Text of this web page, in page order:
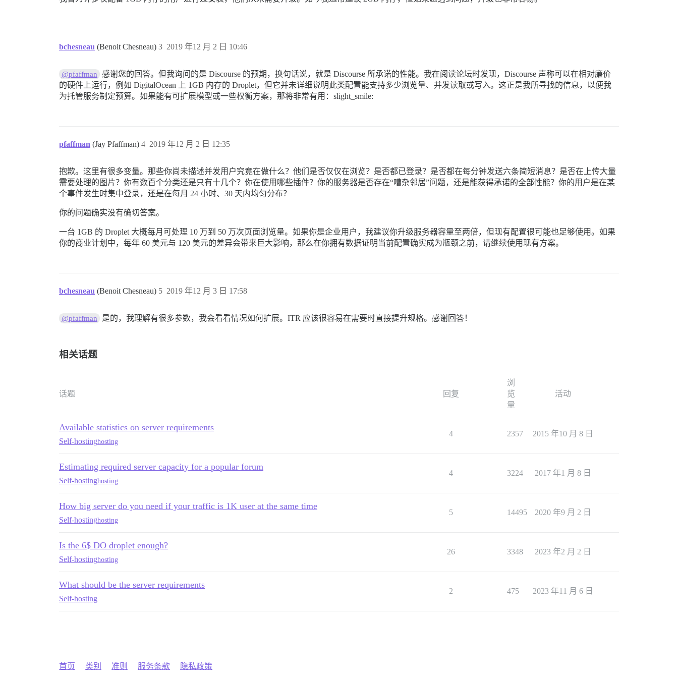
bchesneau (Benoit Chesneau) 2019 年12 月 2 日 10:46
3
@pfaffman
感谢您的回答。但我询问的是 Discourse 的预期，换句话说，就是 Discourse 所承诺的性能。我在阅读论坛时发现，Discourse 声称可以在相对廉价
的硬件上运行，例如 DigitalOcean 上 1GB 内存的 Droplet，但它并未详细说明此类配置能支持多少浏览量、并发读取或写入。这正是我所寻找的信息，以便我
为托管服务制定预算。如果能有可扩展模型或一些权衡方案，那将非常有用：slight_smile:
pfaffman (Jay Pfaffman) 2019 年12 月 2 日 12:35
4
抱歉。这里有很多变量。那些你尚未描述并发用户究竟在做什么？他们是否仅仅在浏览？是否都已登录？是否都在每分钟发送六条简短消息？是否在上传大量
需要处理的图片？你有数百个分类还是只有十几个？你在使用哪些插件？你的服务器是否存在“嘈杂邻居”问题，还是能获得承诺的全部性能？你的用户是在某
个事件发生时集中登录，还是在每月 24 小时、30 天内均匀分布？
你的问题确实没有确切答案。
一台 1GB 的 Droplet 大概每月可处理 10 万到 50 万次页面浏览量。如果你是企业用户，我建议你升级服务器容量至两倍，但现有配置很可能也足够使用。如果
你的商业计划中，每年 60 美元与 120 美元的差异会带来巨大影响，那么在你拥有数据证明当前配置确实成为瓶颈之前，请继续使用现有方案。
bchesneau (Benoit Chesneau) 2019 年12 月 3 日 17:58
5
@pfaffman 是的，我理解有很多参数，我会看看情况如何扩展。ITR 应该很容易在需要时直接提升规格。感谢回答！
相关话题
话题 回复
浏
览
量
活动
Available statistics on server requirements
Self-hostinghosting
4 2357 2015 年10 月 8 日
Estimating required server capacity for a popular forum
Self-hostinghosting
4 3224 2017 年1 月 8 日
How big server do you need if your traffic is 1K user at the same time
Self-hostinghosting
5 14495 2020 年9 月 2 日
Is the 6$ DO droplet enough?
Self-hostinghosting
26 3348 2023 年2 月 2 日
What should be the server requirements
Self-hosting
2 475 2023 年11 月 6 日
首页 类别 准则 服务条款 隐私政策